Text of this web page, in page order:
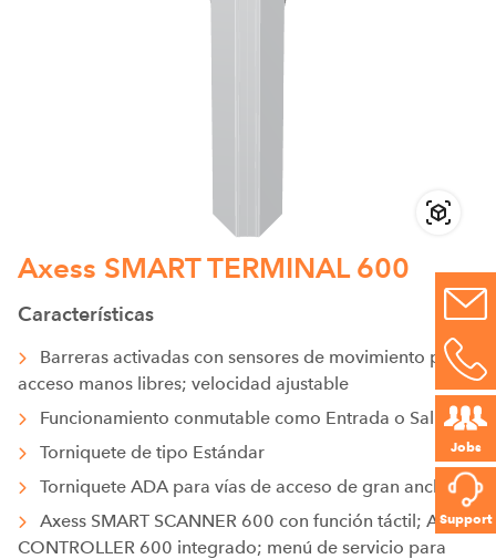
Jobs
Support
Axess SMART TERMINAL 600
Características
Barreras activadas con sensores de movimiento para
acceso manos libres; velocidad ajustable
Funcionamiento conmutable como Entrada o Salida
Torniquete de tipo Estándar
Torniquete ADA para vías de acceso de gran anchura
Axess SMART SCANNER 600 con función táctil; Axess
CONTROLLER 600 integrado; menú de servicio para